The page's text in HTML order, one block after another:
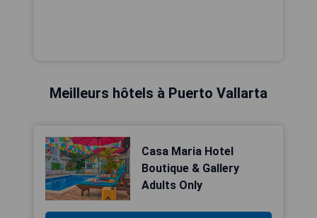
Meilleurs hôtels à Puerto Vallarta
Casa Maria Hotel
Boutique & Gallery
Adults Only